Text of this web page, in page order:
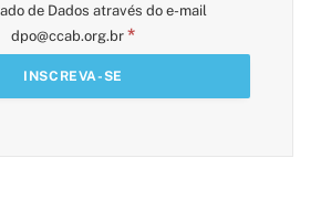
de Dados através do e-mail
dpo@ccab.org.br *